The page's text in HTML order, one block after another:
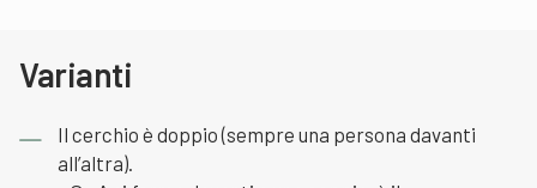
Varianti
Il cerchio è doppio (sempre una persona davanti
all’altra).